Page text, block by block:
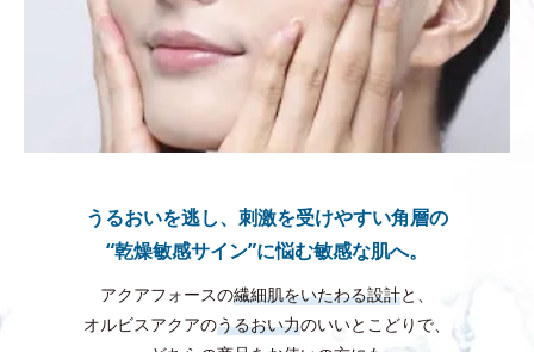
うるおいを逃し、刺激を受けやすい角層の
“乾燥敏感サイン”に悩む敏感な肌へ。
アクアフォースの繊細肌をいたわる設計と、
オルビスアクアのうるおい力のいいとこどりで、